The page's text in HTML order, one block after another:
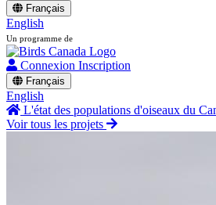
Français
English
Un programme de
Connexion Inscription
Français
English
L'état des populations d'oiseaux du
Voir tous les projets